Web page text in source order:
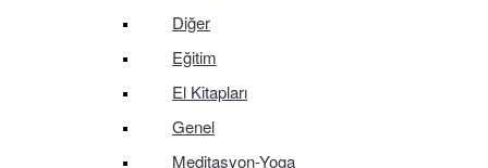
Diğer
Eğitim
El Kitapları
Genel
Meditasyon-Yoga